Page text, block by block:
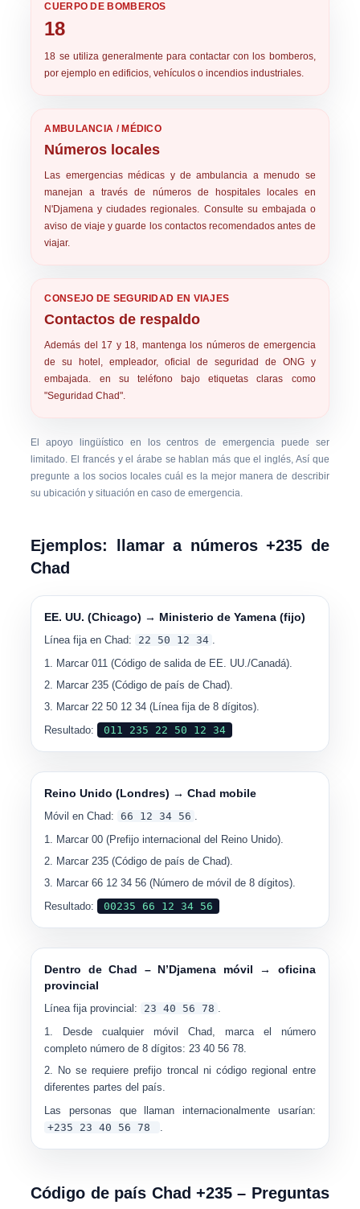
CUERPO DE BOMBEROS
18
18 se utiliza generalmente para contactar con los bomberos,
por ejemplo en edificios, vehículos o incendios industriales.
AMBULANCIA / MÉDICO
Números locales
Las emergencias médicas y de ambulancia a menudo se
manejan a través de números de hospitales localesen
N'Djamena y ciudades regionales. Consulte su embajada o
aviso de viaje y guarde los contactos recomendados antes de
viajar.
CONSEJO DE SEGURIDAD EN VIAJES
Contactos de respaldo
Además del 17 y 18, mantenga los números de emergencia
de su hotel, empleador, oficial de seguridad de ONG y
embajada. en su teléfono bajo etiquetas claras como
"Seguridad Chad".
El apoyo lingüístico en los centros de emergencia puede ser
limitado. El francés y el árabe se hablan más que el inglés, Así que
pregunte a los socios locales cuál es la mejor manera de describir
su ubicación y situación en caso de emergencia.
Ejemplos: llamar a números +235 de
Chad
EE. UU. (Chicago) → Ministerio de Yamena (fijo)
Línea fija en Chad: 22 50 12 34 .
Marcar011 (Código de salida de EE. UU./Canadá).
Marcar235 (Código de país de Chad).
Marcar22 50 12 34 (Línea fija de 8 dígitos).
Resultado:
011 235 22 50 12 34
Reino Unido (Londres) → Chad mobile
Móvil en Chad: 66 12 34 56 .
Marcar00 (Prefijo internacional del Reino Unido).
Marcar235 (Código de país de Chad).
Marcar66 12 34 56 (Número de móvil de 8 dígitos).
Resultado:
00235 66 12 34 56
Dentro de Chad – N’Djamena móvil → oficina
provincial
Línea fija provincial: 23 40 56 78 .
Desde cualquier móvil Chad, marca el número
completonúmero de 8 dígitos:23 40 56 78.
No se requiere prefijo troncal ni código regional entre
diferentes partes del país.
Las personas que llaman internacionalmente usarían:
+235 23 40 56 78
.
Código de país Chad +235 – Preguntas